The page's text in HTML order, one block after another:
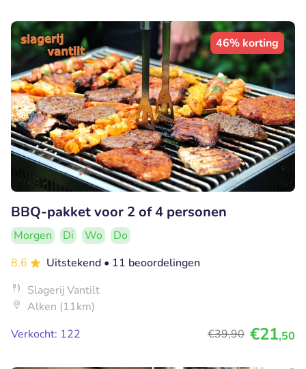
46% korting
BBQ-pakket voor 2 of 4 personen
Morgen Di Wo
Do
8.6
Uitstekend • 11 beoordelingen
Slagerij Vantilt
Alken (11km)
Verkocht: 122
€39,90 €21,50